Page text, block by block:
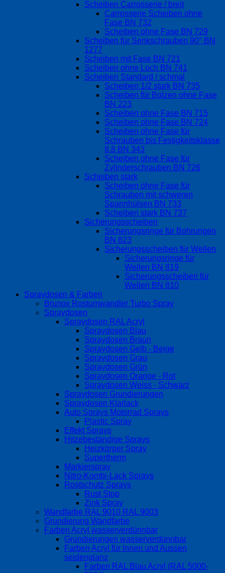
Scheiben Carrosserie / breit
Carrosserie Scheiben ohne
Fase BN 732
Scheiben ohne Fase BN 729
Scheiben für Senkschrauben 90° BN
1277
Scheiben mit Fase BN 721
Scheiben ohne Loch BN 741
Scheiben Standard / schmal
Scheiben 1/2 stark BN 735
Scheiben für Bolzen ohne Fase
BN 223
Scheiben ohne Fase BN 715
Scheiben ohne Fase BN 724
Scheiben ohne Fase für
Schrauben bis Festigkeitsklasse
8.8 BN 343
Scheiben ohne Fase für
Zylinderschrauben BN 726
Scheiben stark
Scheiben ohne Fase für
Schrauben mit schweren
Spannhülsen BN 733
Scheiben stark BN 737
Sicherungsscheiben
Sicherungsringe für Bohrungen
BN 823
Sicherungsscheiben für Wellen
Sicherungsringe für
Wellen BN 819
Sicherungsscheiben für
Wellen BN 810
Spraydosen & Farben
Brunox Rostumwandler Turbo Spray
Spraydosen
Spraydosen RAL Acryl
Spraydosen Blau
Spraydosen Braun
Spraydosen Gelb - Beige
Spraydosen Grau
Spraydosen Grün
Spraydosen Orange - Rot
Spraydosen Weiss - Schwarz
Spraydosen Grundierungen
Spraydosen Klarlack
Auto Sprays Motorrad Sprays
Plastic Spray
Effekt Sprays
Hitzebeständige Sprays
Heizkörper Spray
Supertherm
Markierspray
Nitro-Kombi-Lack Sprays
Rostschutz Sprays
Rust Stop
Zink Spray
Wandfarbe RAL 9010 RAL 9003
Grundierung Wandfarbe
Farben Acryl wasserverdünnbar
Grundierungen wasserverdünnbar
Farben Acryl für Innen und Aussen
seidenglanz
Farben RAL Blau Acryl (RAL 5000-